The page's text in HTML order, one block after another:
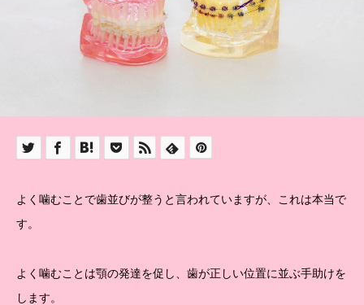
よく噛むことで歯並びが整うと言われていますが、これは本当で
す。
よく噛むことは顎の発達を促し、歯が正しい位置に並ぶ手助けを
します。